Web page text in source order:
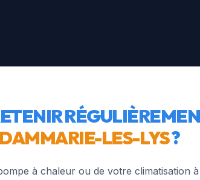
DAMMARIE-LES-LYS?
à chaleur ou de votre climatisation à